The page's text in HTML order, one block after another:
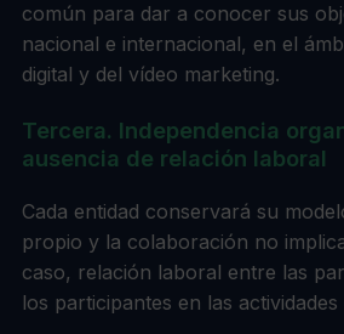
común para dar a conocer sus
nacional e internacional, en el
digital y del vídeo marketing.
Tercera. Independencia
ausencia de relación laboral
Cada entidad conservará su
propio y la colaboración no
caso, relación laboral entre las
los participantes en las